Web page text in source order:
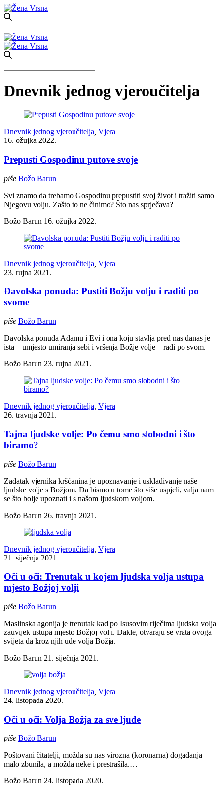
for:
for:
Dnevnik jednog vjeroučitelja
Dnevnik jednog vjeroučitelja Vjera
16. ožujka 2022.
Prepusti Gospodinu putove svoje
piše Božo Barun
Svi znamo da trebamo Gospodinu prepustiti svoj život i tražiti samo
Njegovu volju. Zašto to ne činimo? Što nas sprječava?
Božo Barun 16. ožujka 2022.
Dnevnik jednog vjeroučitelja Vjera
23. rujna 2021.
Đavolska ponuda: Pustiti Božju volju i raditi po
svome
piše Božo Barun
Đavolska ponuda Adamu i Evi i ona koju stavlja pred nas danas je
ista – umjesto umiranja sebi i vršenja Božje volje – radi po svom.
Božo Barun 23. rujna 2021.
Dnevnik jednog vjeroučitelja Vjera
26. travnja 2021.
Tajna ljudske volje: Po čemu smo slobodni i što
biramo?
piše Božo Barun
Zadatak vjernika kršćanina je upoznavanje i usklađivanje naše
ljudske volje s Božjom. Da bismo u tome što više uspjeli, valja nam
se što bolje upoznati i s našom ljudskom voljom.
Božo Barun 26. travnja 2021.
Dnevnik jednog vjeroučitelja Vjera
21. siječnja 2021.
Oči u oči: Trenutak u kojem ljudska volja ustupa
mjesto Božjoj volji
piše Božo Barun
Maslinska agonija je trenutak kad po Isusovim riječima ljudska volja
zauvijek ustupa mjesto Božjoj volji. Dakle, otvaraju se vrata ovoga
svijeta da kroz njih uđe volja Božja.
Božo Barun 21. siječnja 2021.
Dnevnik jednog vjeroučitelja Vjera
24. listopada 2020.
Oči u oči: Volja Božja za sve ljude
piše Božo Barun
Poštovani čitatelji, možda su nas virozna (koronarna) događanja
malo zbunila, a možda neke i prestrašila.…
Božo Barun 24. listopada 2020.